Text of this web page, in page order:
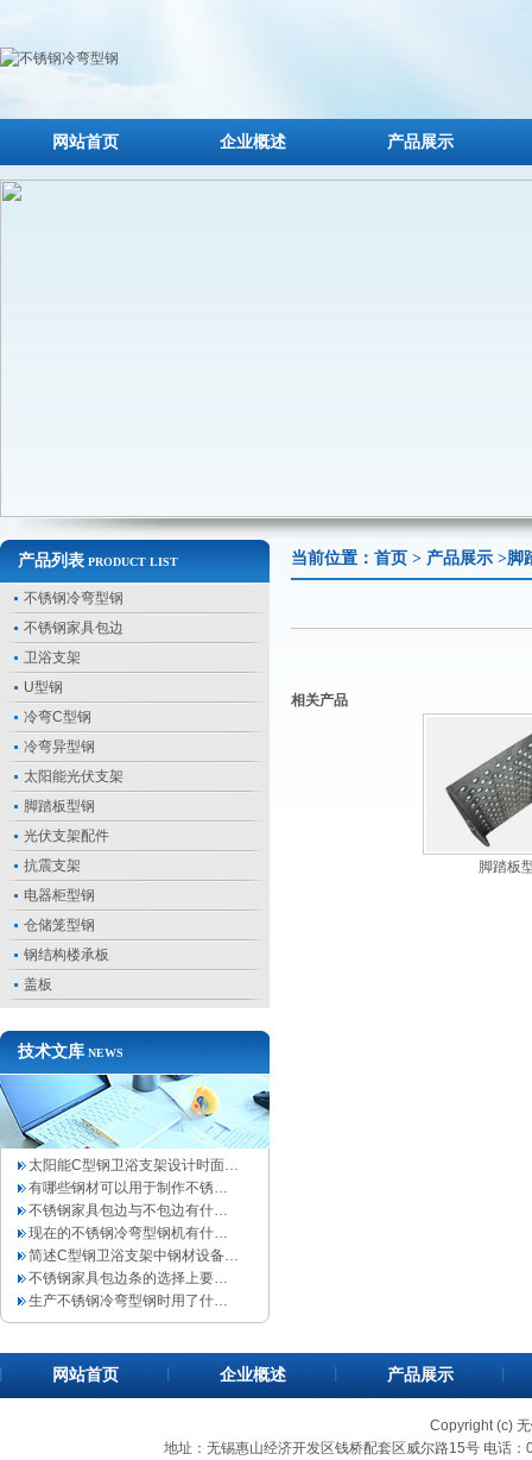
网站首页 企业概述 产品展示
产品列表 PRODUCT LIST
不锈钢冷弯型钢
不锈钢家具包边
卫浴支架
U型钢
冷弯C型钢
冷弯异型钢
太阳能光伏支架
脚踏板型钢
光伏支架配件
抗震支架
电器柜型钢
仓储笼型钢
钢结构楼承板
盖板
技术文库 NEWS
太阳能C型钢卫浴支架设计时面…
有哪些钢材可以用于制作不锈…
不锈钢家具包边与不包边有什…
现在的不锈钢冷弯型钢机有什…
简述C型钢卫浴支架中钢材设备…
不锈钢家具包边条的选择上要…
生产不锈钢冷弯型钢时用了什…
当前位置： 首页 > 产品展示 >脚
相关产品
脚踏板
网站首页 企业概述 产品展示
Copyright (c)
地址：无锡惠山经济开发区钱桥配套区威尔路15号 电话